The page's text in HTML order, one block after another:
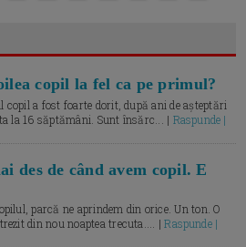
copil la fel ca pe primul?
copil a fost foarte dorit, după ani de așteptări
la 16 săptămâni. Sunt însărc... | Raspunde |
des de când avem copil. E
parcă ne aprindem din orice. Un ton. O
din nou noaptea trecuta.... |Raspunde |